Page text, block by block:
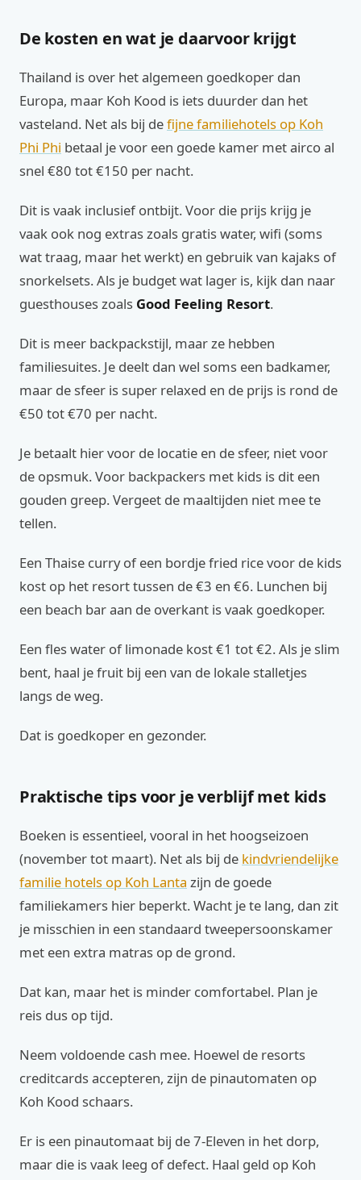
De kosten en wat je daarvoor krijgt
Thailand is over het algemeen goedkoper dan
Europa, maar Koh Kood is iets duurder dan het
vasteland. Net als bij defijne familiehotels op Koh
Phi Phi betaal je voor een goede kamer met airco al
snel €80 tot €150 per nacht.
Dit is vaak inclusief ontbijt. Voor die prijs krijg je
vaak ook nog extras zoals gratis water, wifi (soms
wat traag, maar het werkt) en gebruik van kajaks of
snorkelsets. Als je budget wat lager is, kijk dan naar
guesthouses zoals Good Feeling Resort.
Dit is meer backpackstijl, maar ze hebben
familiesuites. Je deelt dan wel soms een badkamer,
maar de sfeer is super relaxed en de prijs is rond de
€50 tot €70 per nacht.
Je betaalt hier voor de locatie en de sfeer, niet voor
de opsmuk. Voor backpackers met kids is dit een
gouden greep. Vergeet de maaltijden niet mee te
tellen.
Een Thaise curry of een bordje fried rice voor de kids
kost op het resort tussen de €3 en €6. Lunchen bij
een beach bar aan de overkant is vaak goedkoper.
Een fles water of limonade kost €1 tot €2. Als je slim
bent, haal je fruit bij een van de lokale stalletjes
langs de weg.
Dat is goedkoper en gezonder.
Praktische tips voor je verblijf met kids
Boeken is essentieel, vooral in het hoogseizoen
(november tot maart). Net als bij de kindvriendelijke
familie hotels op Koh Lanta zijn de goede
familiekamers hier beperkt. Wacht je te lang, dan zit
je misschien in een standaard tweepersoonskamer
met een extra matras op de grond.
Dat kan, maar het is minder comfortabel. Plan je
reis dus op tijd.
Neem voldoende cash mee. Hoewel de resorts
creditcards accepteren, zijn de pinautomaten op
Koh Kood schaars.
Er is een pinautomaat bij de 7-Eleven in het dorp,
maar die is vaak leeg of defect. Haal geld op Koh